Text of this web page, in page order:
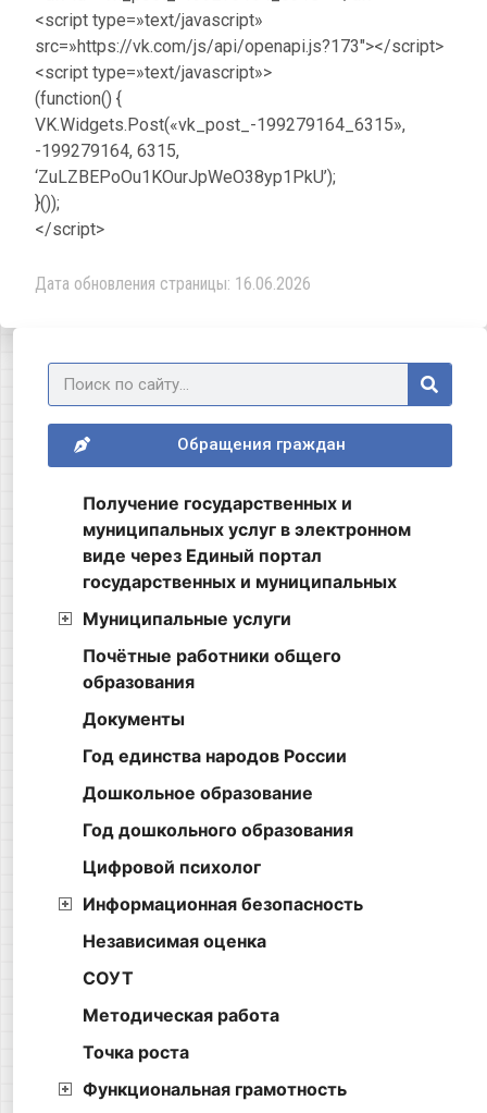
<script type=»text/javascript»
src=»https://vk.com/js/api/openapi.js?173″></script>
<script type=»text/javascript»>
(function() {
VK.Widgets.Post(«vk_post_-199279164_6315»,
-199279164, 6315,
‘ZuLZBEPoOu1KOurJpWeO38yp1PkU’);
}());
</script>
Дата обновления страницы: 16.06.2026
Обращения граждан
Получение государственных и
муниципальных услуг в электронном
виде через Единый портал
государственных и муниципальных
Муниципальные услуги
Почётные работники общего
образования
Документы
Год единства народов России
Дошкольное образование
Год дошкольного образования
Цифровой психолог
Информационная безопасность
Независимая оценка
СОУТ
Методическая работа
Точка роста
Функциональная грамотность